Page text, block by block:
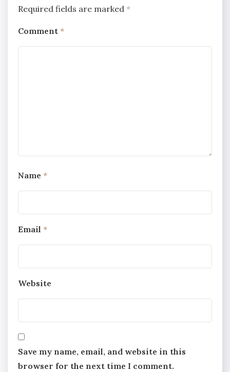
Required fields are marked *
Comment *
Name *
Email *
Website
Save my name, email, and website in this
browser for the next time I comment.